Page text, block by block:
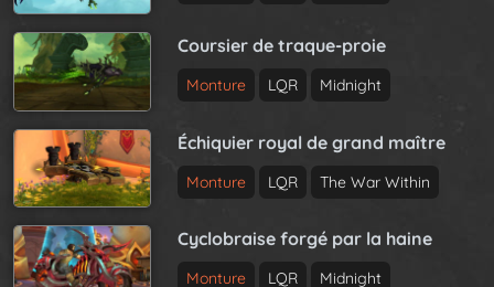
Coursier de traque-proie
Monture LQR Midnight
Échiquier royal de grand maître
Monture LQR The War Within
Cyclobraise forgé par la haine
Monture LQR Midnight